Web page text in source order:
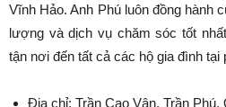
Vĩnh Hảo. Anh Phú luôn đồng hành
lượng và dịch vụ chăm sóc tốt
tận nơi đến tất cả các hộ gia đình tại
Địa chỉ: Trần Cao Vân, Trần Phú,